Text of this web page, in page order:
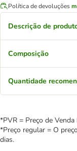
Política de devoluções
Descrição de
Composição
Quantidade
*PVR = Preço de
*Preço regular = O
dias.